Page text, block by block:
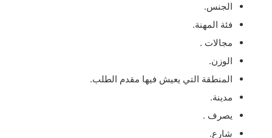
الجنس.
فئة المهنة.
مجالات .
الوزن.
المنطقة التي يعيش فيها مقدم الطلب.
مدينة.
يصرف .
شارع.